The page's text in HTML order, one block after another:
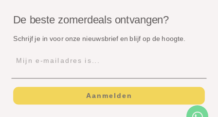
Onze pakketten worden verstuurd met
© Copyright - Dé Zomerspecialist B.V.
De beste zomerdeals ontvangen?
Schrijf je in voor onze nieuwsbrief en blijf op de hoogte.
Aanmelden